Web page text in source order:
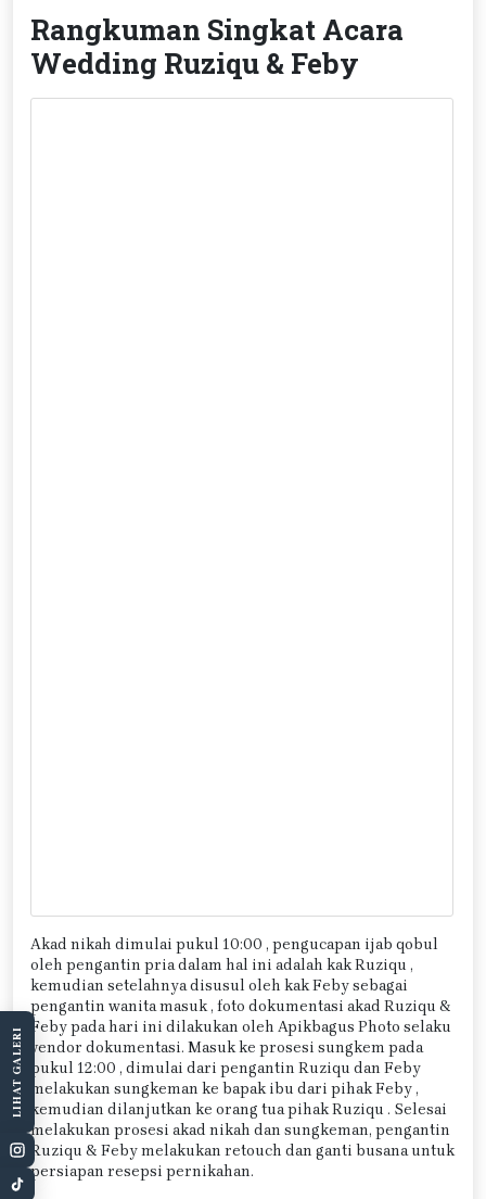
Rangkuman Singkat Acara
Wedding Ruziqu & Feby
Akad nikah dimulai pukul 10:00 , pengucapan ijab qobul
oleh pengantin pria dalam hal ini adalah kak Ruziqu ,
kemudian setelahnya disusul oleh kak Feby sebagai
pengantin wanita masuk , foto dokumentasi akad Ruziqu &
Feby pada hari ini dilakukan oleh Apikbagus Photo selaku
vendor dokumentasi. Masuk ke prosesi sungkem pada
pukul 12:00 , dimulai dari pengantin Ruziqu dan Feby
melakukan sungkeman ke bapak ibu dari pihak Feby ,
kemudian dilanjutkan ke orang tua pihak Ruziqu . Selesai
melakukan prosesi akad nikah dan sungkeman, pengantin
Ruziqu & Feby melakukan retouch dan ganti busana untuk
persiapan resepsi pernikahan.
LIHAT GALERI